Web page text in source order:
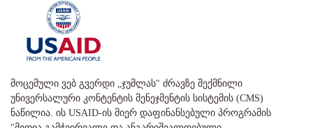
მოცემული ვებ გვერდი „ჯუმლას" ძრავზე შექმნილი
უნივერსალური კონტენტის მენეჯმენტის სისტემის (CMS)
ნაწილია. ის USAID-ის მიერ დაფინანსებული პროგრამის